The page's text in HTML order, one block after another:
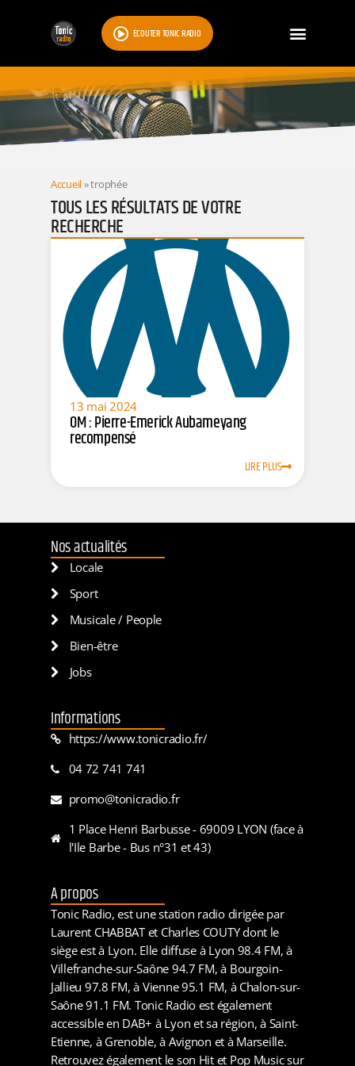
ÉCOUTER TONIC RADIO
RESULTATS
Accueil»trophée
TOUS LES RÉSULTATS DE VOTRE
RECHERCHE
13 mai 2024
OM : Pierre-Emerick Aubameyang
recompensé
LIRE PLUS
Nos actualités
Locale
Sport
Musicale / People
Bien-être
Jobs
Informations
https://www.tonicradio.fr/
04 72 741 741
promo@tonicradio.fr
1 Place Henri Barbusse - 69009 LYON (face à
l'Ile Barbe - Bus n°31 et 43)
A propos
Tonic Radio, est une station radio dirigée par
Laurent CHABBAT et Charles COUTY dont le
siège est à Lyon. Elle diffuse à Lyon 98.4 FM, à
Villefranche-sur-Saône 94.7 FM, à Bourgoin-
Jallieu 97.8 FM, à Vienne 95.1 FM, à Chalon-sur-
Saône 91.1 FM. Tonic Radio est également
accessible en DAB+ à Lyon et sa région, à Saint-
Etienne, à Grenoble, à Avignon et à Marseille.
Retrouvez également le son Hit et Pop Music sur